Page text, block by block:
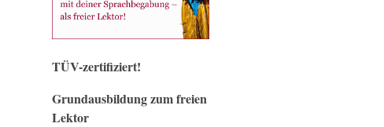
TÜV-zertifiziert!
Grundausbildung zum freien
Lektor